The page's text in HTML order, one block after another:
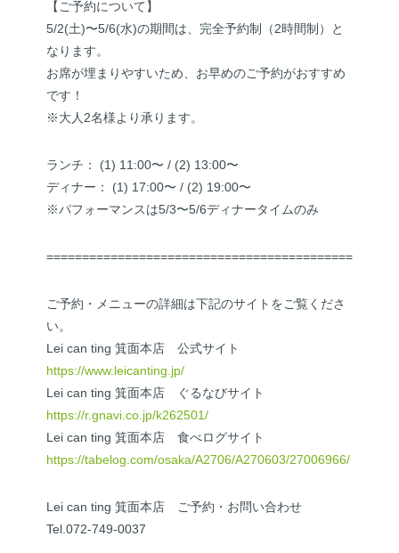
【ご予約について】
5/2(土)〜5/6(水)の期間は、完全予約制（2時間制）と
なります。
お席が埋まりやすいため、お早めのご予約がおすすめ
です！
※大人2名様より承ります。
ランチ： (1) 11:00〜 / (2) 13:00〜
ディナー： (1) 17:00〜 / (2) 19:00〜
※パフォーマンスは5/3〜5/6ディナータイムのみ
===========================================
ご予約・メニューの詳細は下記のサイトをご覧くださ
い。
Lei can ting 箕面本店 公式サイト
https://www.leicanting.jp/
Lei can ting 箕面本店 ぐるなびサイト
https://r.gnavi.co.jp/k262501/
Lei can ting 箕面本店 食べログサイト
https://tabelog.com/osaka/A2706/A270603/27006966/
Lei can ting 箕面本店 ご予約・お問い合わせ
Tel.072-749-0037